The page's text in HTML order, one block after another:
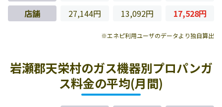
店舗 27,144円 13,092円 17,528円
※エネピ利用ユーザのデータより独自算出
岩瀬郡天栄村のガス機器別プロパンガ
ス料金の平均(月間)